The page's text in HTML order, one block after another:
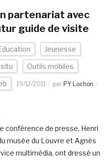
partenariat avec
guide de visite
Jeunesse
Outils mobiles
19/12/2011 par PY Lochon
conférence de presse, Henri
musée du Louvre et Agnès
multimédia, ont dressé un